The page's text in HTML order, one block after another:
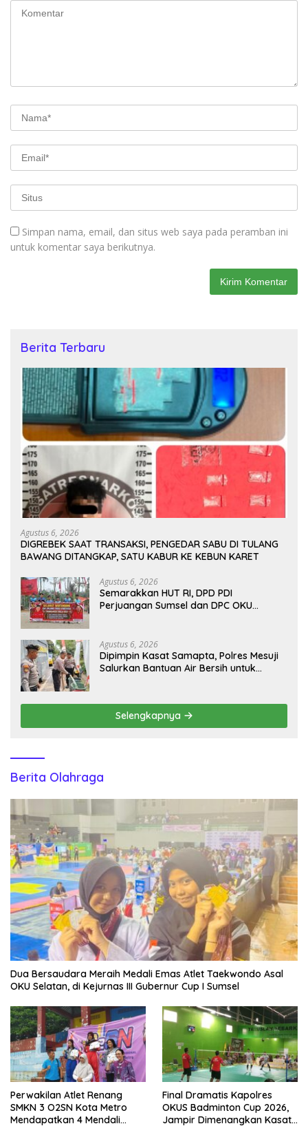
Simpan nama, email, dan situs web saya pada peramban ini
untuk komentar saya berikutnya.
Berita Terbaru
Agustus 6, 2026
DIGREBEK SAAT TRANSAKSI, PENGEDAR SABU DI TULANG
BAWANG DITANGKAP, SATU KABUR KE KEBUN KARET
Agustus 6, 2026
Semarakkan HUT RI, DPD PDI
Perjuangan Sumsel dan DPC OKU
Agustus 6, 2026
Dipimpin Kasat Samapta, Polres Mesuji
Salurkan Bantuan Air Bersih untuk
Selengkapnya
Berita Olahraga
Dua Bersaudara Meraih Medali Emas Atlet Taekwondo Asal
OKU Selatan, di Kejurnas III Gubernur Cup I Sumsel
Perwakilan Atlet Renang
SMKN 3 O2SN Kota Metro
Mendapatkan 4 Mendali
Final Dramatis Kapolres
OKUS Badminton Cup 2026,
Jampir Dimenangkan Kasat